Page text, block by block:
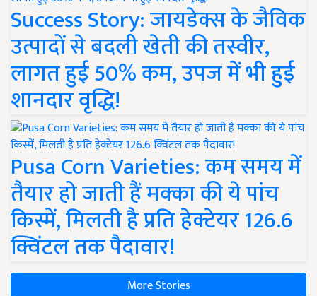
Success Story: जायडेक्स के जैविक
उत्पादों से बदली खेती की तस्वीर,
लागत हुई 50% कम, उपज में भी हुई
शानदार वृद्धि!
Pusa Corn Varieties: कम समय में
तैयार हो जाती हैं मक्का की ये पांच
किस्में, मिलती है प्रति हेक्टेयर 126.6
क्विंटल तक पैदावार!
More Stories